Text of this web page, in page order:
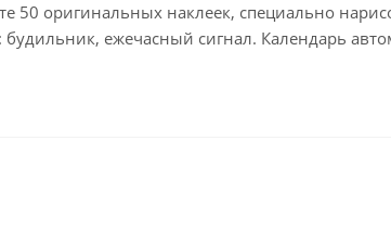
50 оригинальных наклеек, специально
ежечасный сигнал. Календарь